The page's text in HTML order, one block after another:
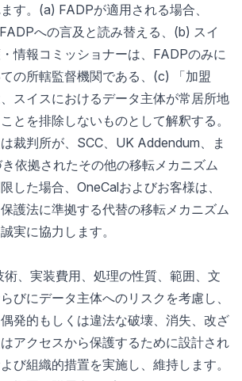
す。(a) FADPが適用される場合、
への言及と読み替える、(b) スイ
情報コミッショナーは、FADPのみに
の所轄監督機関である、(c) 「加盟
スイスにおけるデータ主体が常居所地
とを排除しないものとして解釈する。
裁判所が、SCC、UK Addendum、ま
依拠されたその他の移転メカニズム
した場合、OneCalおよびお客様は、
護法に準拠する代替の移転メカニズム
実に協力します。
術、実装費用、処理の性質、範囲、文
びにデータ主体へのリスクを考慮し、
発的もしくは違法な破壊、消失、改ざ
アクセスから保護するために設計され
び組織的措置を実施し、維持します。